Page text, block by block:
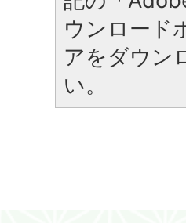
ウンロード
アをダウン
い。